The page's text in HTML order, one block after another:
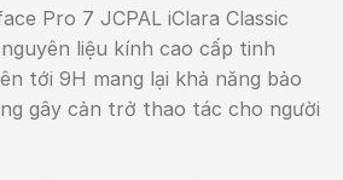
Pro 7 JCPAL iClara Classic
liệu kính cao cấp tinh
tới 9H mang lại khả năng bảo
gây cản trở thao tác cho người